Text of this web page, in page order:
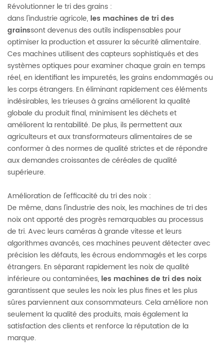
Révolutionner le tri des grains :
dans l'industrie agricole, les machines de tri des
grainssont devenus des outils indispensables pour
optimiser la production et assurer la sécurité alimentaire.
Ces machines utilisent des capteurs sophistiqués et des
systèmes optiques pour examiner chaque grain en temps
réel, en identifiant les impuretés, les grains endommagés ou
les corps étrangers. En éliminant rapidement ces éléments
indésirables, les trieuses à grains améliorent la qualité
globale du produit final, minimisent les déchets et
améliorent la rentabilité. De plus, ils permettent aux
agriculteurs et aux transformateurs alimentaires de se
conformer à des normes de qualité strictes et de répondre
aux demandes croissantes de céréales de qualité
supérieure.
Amélioration de l'efficacité du tri des noix :
De même, dans l'industrie des noix, les machines de tri des
noix ont apporté des progrès remarquables au processus
de tri. Avec leurs caméras à grande vitesse et leurs
algorithmes avancés, ces machines peuvent détecter avec
précision les défauts, les écrous endommagés et les corps
étrangers. En séparant rapidement les noix de qualité
inférieure ou contaminées, les machines de tri des noix
garantissent que seules les noix les plus fines et les plus
sûres parviennent aux consommateurs. Cela améliore non
seulement la qualité des produits, mais également la
satisfaction des clients et renforce la réputation de la
marque.